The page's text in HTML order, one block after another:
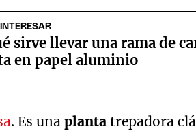
sirve llevar una rama de
en papel aluminio
. Es una plantatrepadora